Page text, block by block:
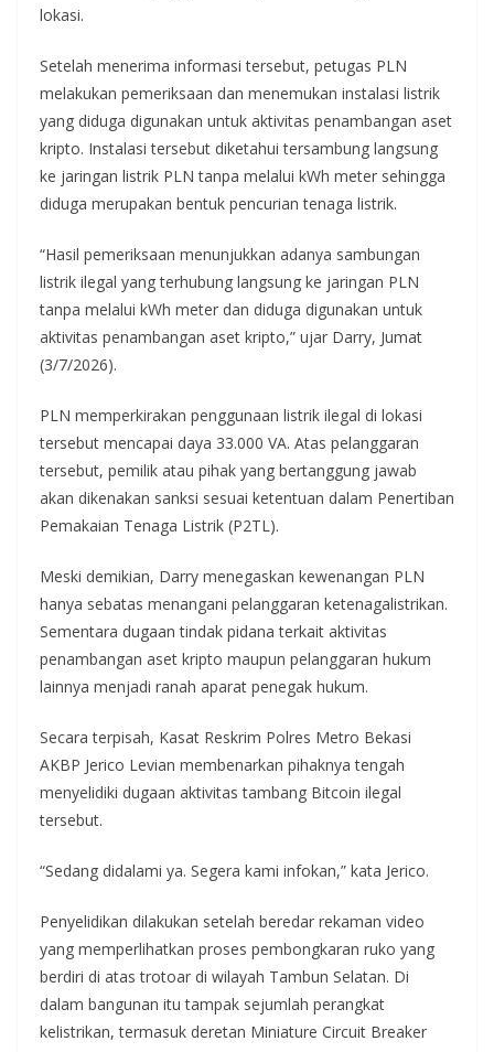
lokasi.
Setelah menerima informasi tersebut, petugas PLN
melakukan pemeriksaan dan menemukan instalasi listrik
yang diduga digunakan untuk aktivitas penambangan aset
kripto. Instalasi tersebut diketahui tersambung langsung
ke jaringan listrik PLN tanpa melalui kWh meter sehingga
diduga merupakan bentuk pencurian tenaga listrik.
“Hasil pemeriksaan menunjukkan adanya sambungan
listrik ilegal yang terhubung langsung ke jaringan PLN
tanpa melalui kWh meter dan diduga digunakan untuk
aktivitas penambangan aset kripto,” ujar Darry, Jumat
(3/7/2026).
PLN memperkirakan penggunaan listrik ilegal di lokasi
tersebut mencapai daya 33.000 VA. Atas pelanggaran
tersebut, pemilik atau pihak yang bertanggung jawab
akan dikenakan sanksi sesuai ketentuan dalam Penertiban
Pemakaian Tenaga Listrik (P2TL).
Meski demikian, Darry menegaskan kewenangan PLN
hanya sebatas menangani pelanggaran ketenagalistrikan.
Sementara dugaan tindak pidana terkait aktivitas
penambangan aset kripto maupun pelanggaran hukum
lainnya menjadi ranah aparat penegak hukum.
Secara terpisah, Kasat Reskrim Polres Metro Bekasi
AKBP Jerico Levian membenarkan pihaknya tengah
menyelidiki dugaan aktivitas tambang Bitcoin ilegal
tersebut.
“Sedang didalami ya. Segera kami infokan,” kata Jerico.
Penyelidikan dilakukan setelah beredar rekaman video
yang memperlihatkan proses pembongkaran ruko yang
berdiri di atas trotoar di wilayah Tambun Selatan. Di
dalam bangunan itu tampak sejumlah perangkat
kelistrikan, termasuk deretan Miniature Circuit Breaker